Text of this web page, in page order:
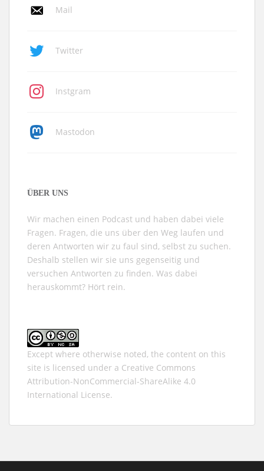
Mail
Twitter
Instgram
Mastodon
ÜBER UNS
Wir machen einen Podcast und haben dabei viele
Fragen. Fragen, die uns über den Weg laufen und
deren Antworten wir zu faul sind, selbst zu suchen.
Deshalb stellen wir sie uns gegenseitig und
versuchen Antworten zu finden. Was dabei
herauskommt? Hört rein.
Except where otherwise noted, the content on this
site is licensed under a Creative Commons
Attribution-NonCommercial-ShareAlike 4.0
International License.